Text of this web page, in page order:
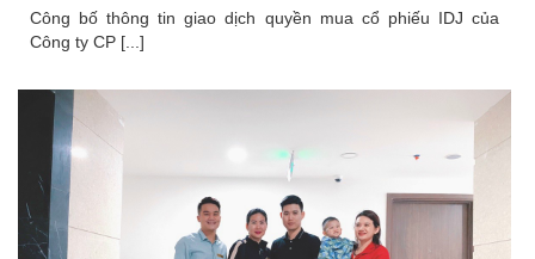
Công bố thông tin giao dịch quyền mua cổ phiếu IDJ của
Công ty CP [...]